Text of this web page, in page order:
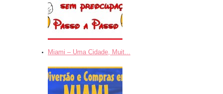
Miami – Uma Cidade, Muit...